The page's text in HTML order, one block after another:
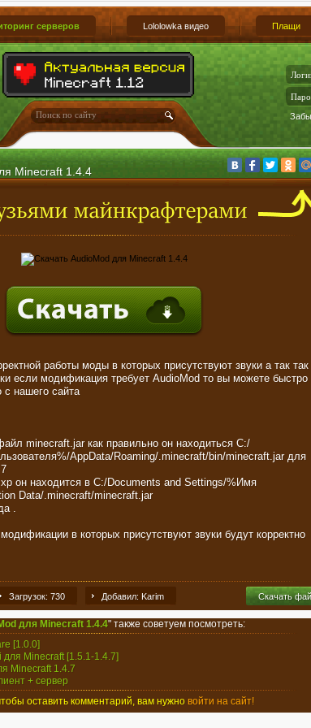
серверов Lololowka видео Плащи
Minecraft 1.4.4
работы моды в которых присутствуют звуки а так
если модификация требует AudioMod то вы можете быстро
с нашего сайта
minecraft.jar как правильно он находиться C:/
AppData/Roaming/.minecraft/bin/minecraft.jar для
он находится в C:/Documents and Settings/%Имя
Data/.minecraft/minecraft.jar
.
в которых присутствуют звуки будут корректно
Загрузок: 730 Добавил: Karim Скачать
для Minecraft 1.4.4" также советуем посмотреть:
[1.0.0]
для Minecraft [1.5.1-1.4.7]
Minecraft 1.4.7
+ сервер
оставить комментарий, вам нужно войти на сайт!